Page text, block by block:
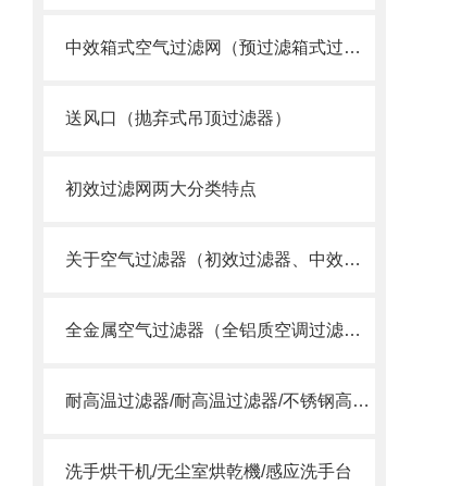
中效箱式空气过滤网（预过滤箱式过滤器）
送风口（抛弃式吊顶过滤器）
初效过滤网两大分类特点
关于空气过滤器（初效过滤器、中效过滤器、空气过滤器）选用
全金属空气过滤器（全铝质空调过滤网）
耐高温过滤器/耐高温过滤器/不锈钢高温过滤器
洗手烘干机/无尘室烘乾機/感应洗手台